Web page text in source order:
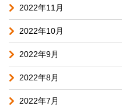
2022年11月
2022年10月
2022年9月
2022年8月
2022年7月